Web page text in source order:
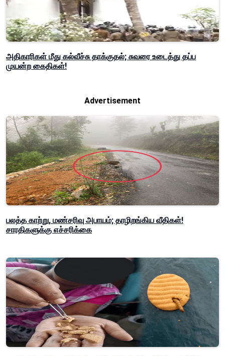
அதிகாரிகள் மீது கல்வீச்சு தாக்குதல்; சுவரை உடைத்து தப்ப
முயன்ற கைதிகள்!
Advertisement
பலத்த காற்று, மண்சரிவு அபாயம்; தாழிறங்கிய வீதிகள்!
சாரதிகளுக்கு எச்சரிக்கை